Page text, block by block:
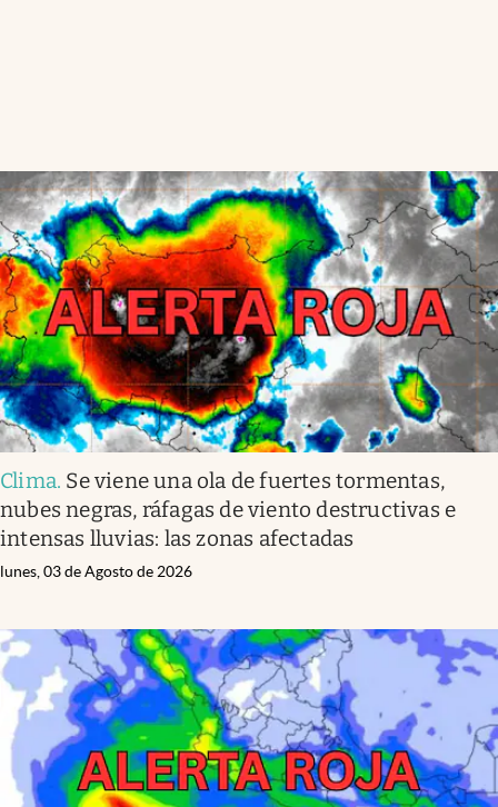
Clima. Se viene una ola de fuertes tormentas,
nubes negras, ráfagas de viento destructivas e
intensas lluvias: las zonas afectadas
lunes, 03 de Agosto de 2026